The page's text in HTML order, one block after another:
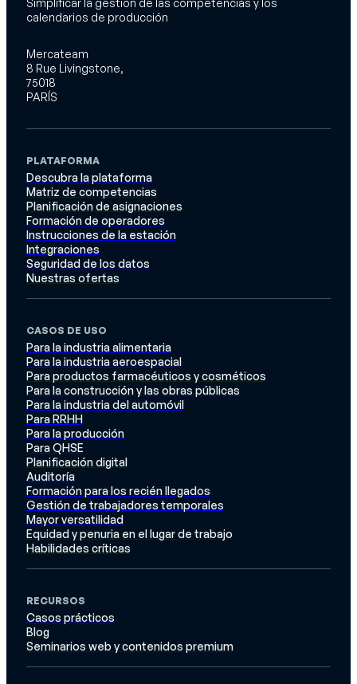
Simplificar la gestión de las competencias y los
calendarios de producción
Mercateam
8 Rue Livingstone,
75018
PARÍS
PLATAFORMA
Descubra la plataforma
Matriz de competencias
Planificación de asignaciones
Formación de operadores
Instrucciones de la estación
Integraciones
Seguridad de los datos
Nuestras ofertas
CASOS DE USO
Para la industria alimentaria
Para la industria aeroespacial
Para productos farmacéuticos y cosméticos
Para la construcción y las obras públicas
Para la industria del automóvil
Para RRHH
Para la producción
Para QHSE
Planificación digital
Auditoría
Formación para los recién llegados
Gestión de trabajadores temporales
Mayor versatilidad
Equidad y penuria en el lugar de trabajo
Habilidades críticas
RECURSOS
Casos prácticos
Blog
Seminarios web y contenidos premium